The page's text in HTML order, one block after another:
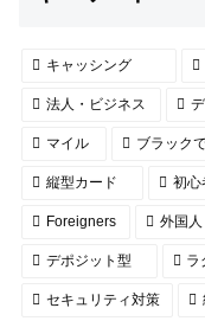
キャッシング
法人・ビジネス
マイル ブラック
縦型カード 初心
Foreigners 外国人
デポジット型 ラ
セキュリティ対策